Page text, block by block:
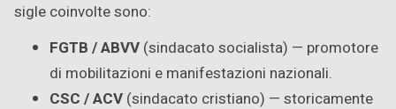
sigle coinvolte sono:
FGTB / ABVV (sindacato socialista) — promotore
di mobilitazioni e manifestazioni nazionali.
CSC / ACV (sindacato cristiano) — storicamente